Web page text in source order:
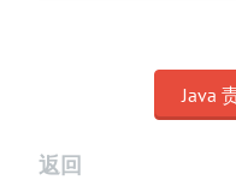
Java
返回